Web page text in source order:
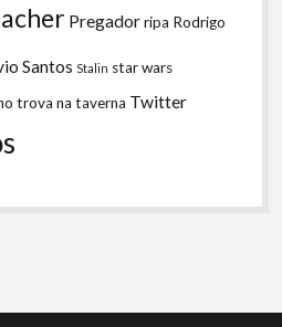
Pregadorripa Rodrigo
Santos Stalin star wars
trova na taverna Twitter